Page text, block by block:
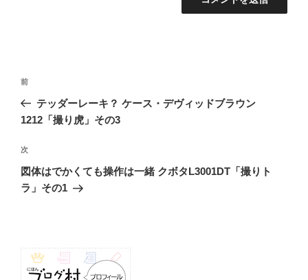
投
ナ
ゲ
ー
シ
前
の
投
前
テッダーレーキ？ ケース・デヴィッドブラウン
1212「撮り虎」その3
次
の
投
次
図体はでかくても操作は一緒 クボタL3001DT「撮りト
ラ」その1